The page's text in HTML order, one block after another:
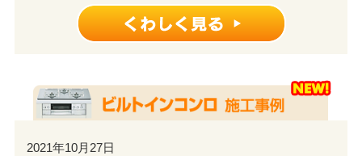
2021年10月27日